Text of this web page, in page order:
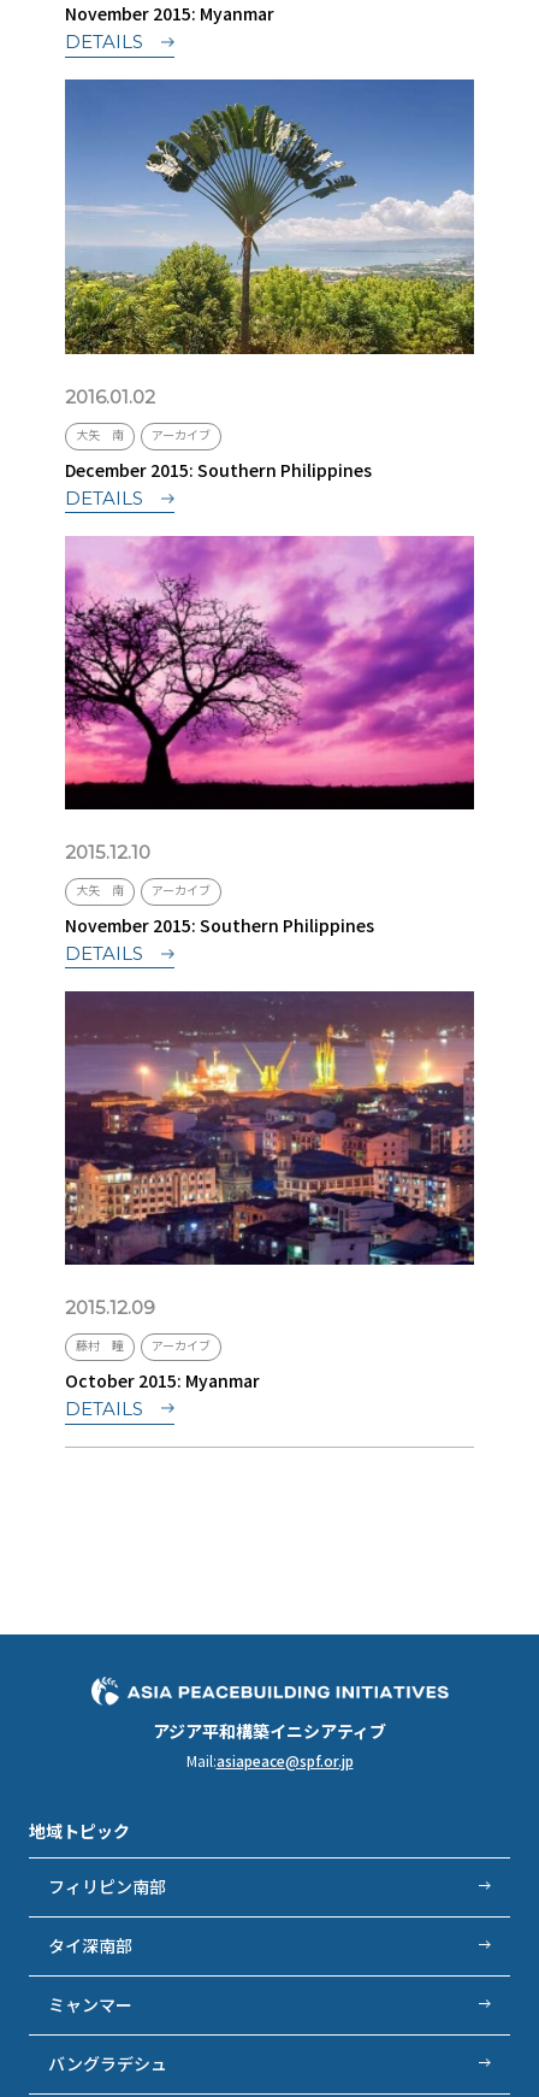
November 2015: Myanmar
DETAILS
2016.01.02
大矢 南 アーカイブ
December 2015: Southern Philippines
DETAILS
2015.12.10
大矢 南 アーカイブ
November 2015: Southern Philippines
DETAILS
2015.12.09
藤村 瞳 アーカイブ
October 2015: Myanmar
DETAILS
アジア平和構築イニシアティブ
Mail:asiapeace@spf.or.jp
地域トピック
フィリピン南部
タイ深南部
ミャンマー
バングラデシュ